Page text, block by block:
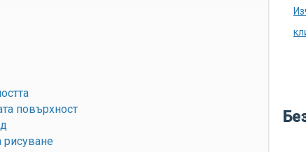
повърхност
рисуване